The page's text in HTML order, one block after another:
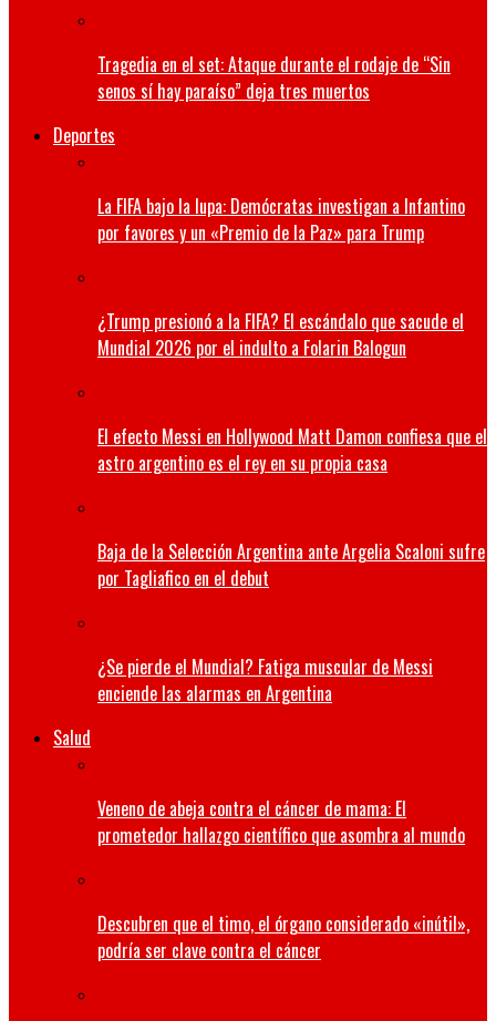
Tragedia en el set: Ataque durante el rodaje de “Sin
senos sí hay paraíso” deja tres muertos
Deportes
La FIFA bajo la lupa: Demócratas investigan a Infantino
por favores y un «Premio de la Paz» para Trump
¿Trump presionó a la FIFA? El escándalo que sacude el
Mundial 2026 por el indulto a Folarin Balogun
El efecto Messi en Hollywood Matt Damon confiesa que el
astro argentino es el rey en su propia casa
Baja de la Selección Argentina ante Argelia Scaloni sufre
por Tagliafico en el debut
¿Se pierde el Mundial? Fatiga muscular de Messi
enciende las alarmas en Argentina
Salud
Veneno de abeja contra el cáncer de mama: El
prometedor hallazgo científico que asombra al mundo
Descubren que el timo, el órgano considerado «inútil»,
podría ser clave contra el cáncer